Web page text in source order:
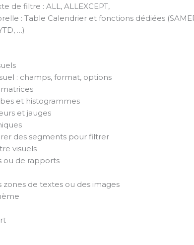
de filtre : ALL, ALLEXCEPT,
: Table Calendrier et fonctions dédiées
…)
: champs, format, options
et histogrammes
et jauges
des segments pour filtrer
visuels
ou de rapports
de textes ou des images